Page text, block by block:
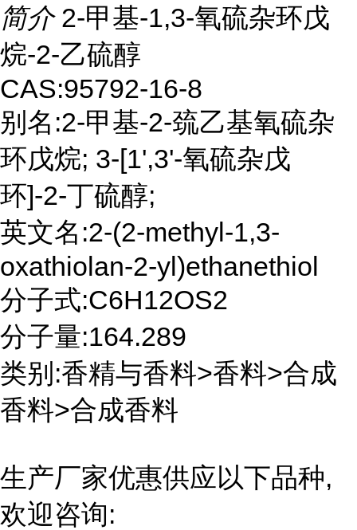
简介 2-甲基-1,3-氧硫杂环戊
烷-2-乙硫醇
CAS:95792-16-8
别名:2-甲基-2-巯乙基氧硫杂
环戊烷; 3-[1',3'-氧硫杂戊
环]-2-丁硫醇;
英文名:2-(2-methyl-1,3-
oxathiolan-2-yl)ethanethiol
分子式:C6H12OS2
分子量:164.289
类别:香精与香料>香料>合成
香料>合成香料
生产厂家优惠供应以下品种,
欢迎咨询: